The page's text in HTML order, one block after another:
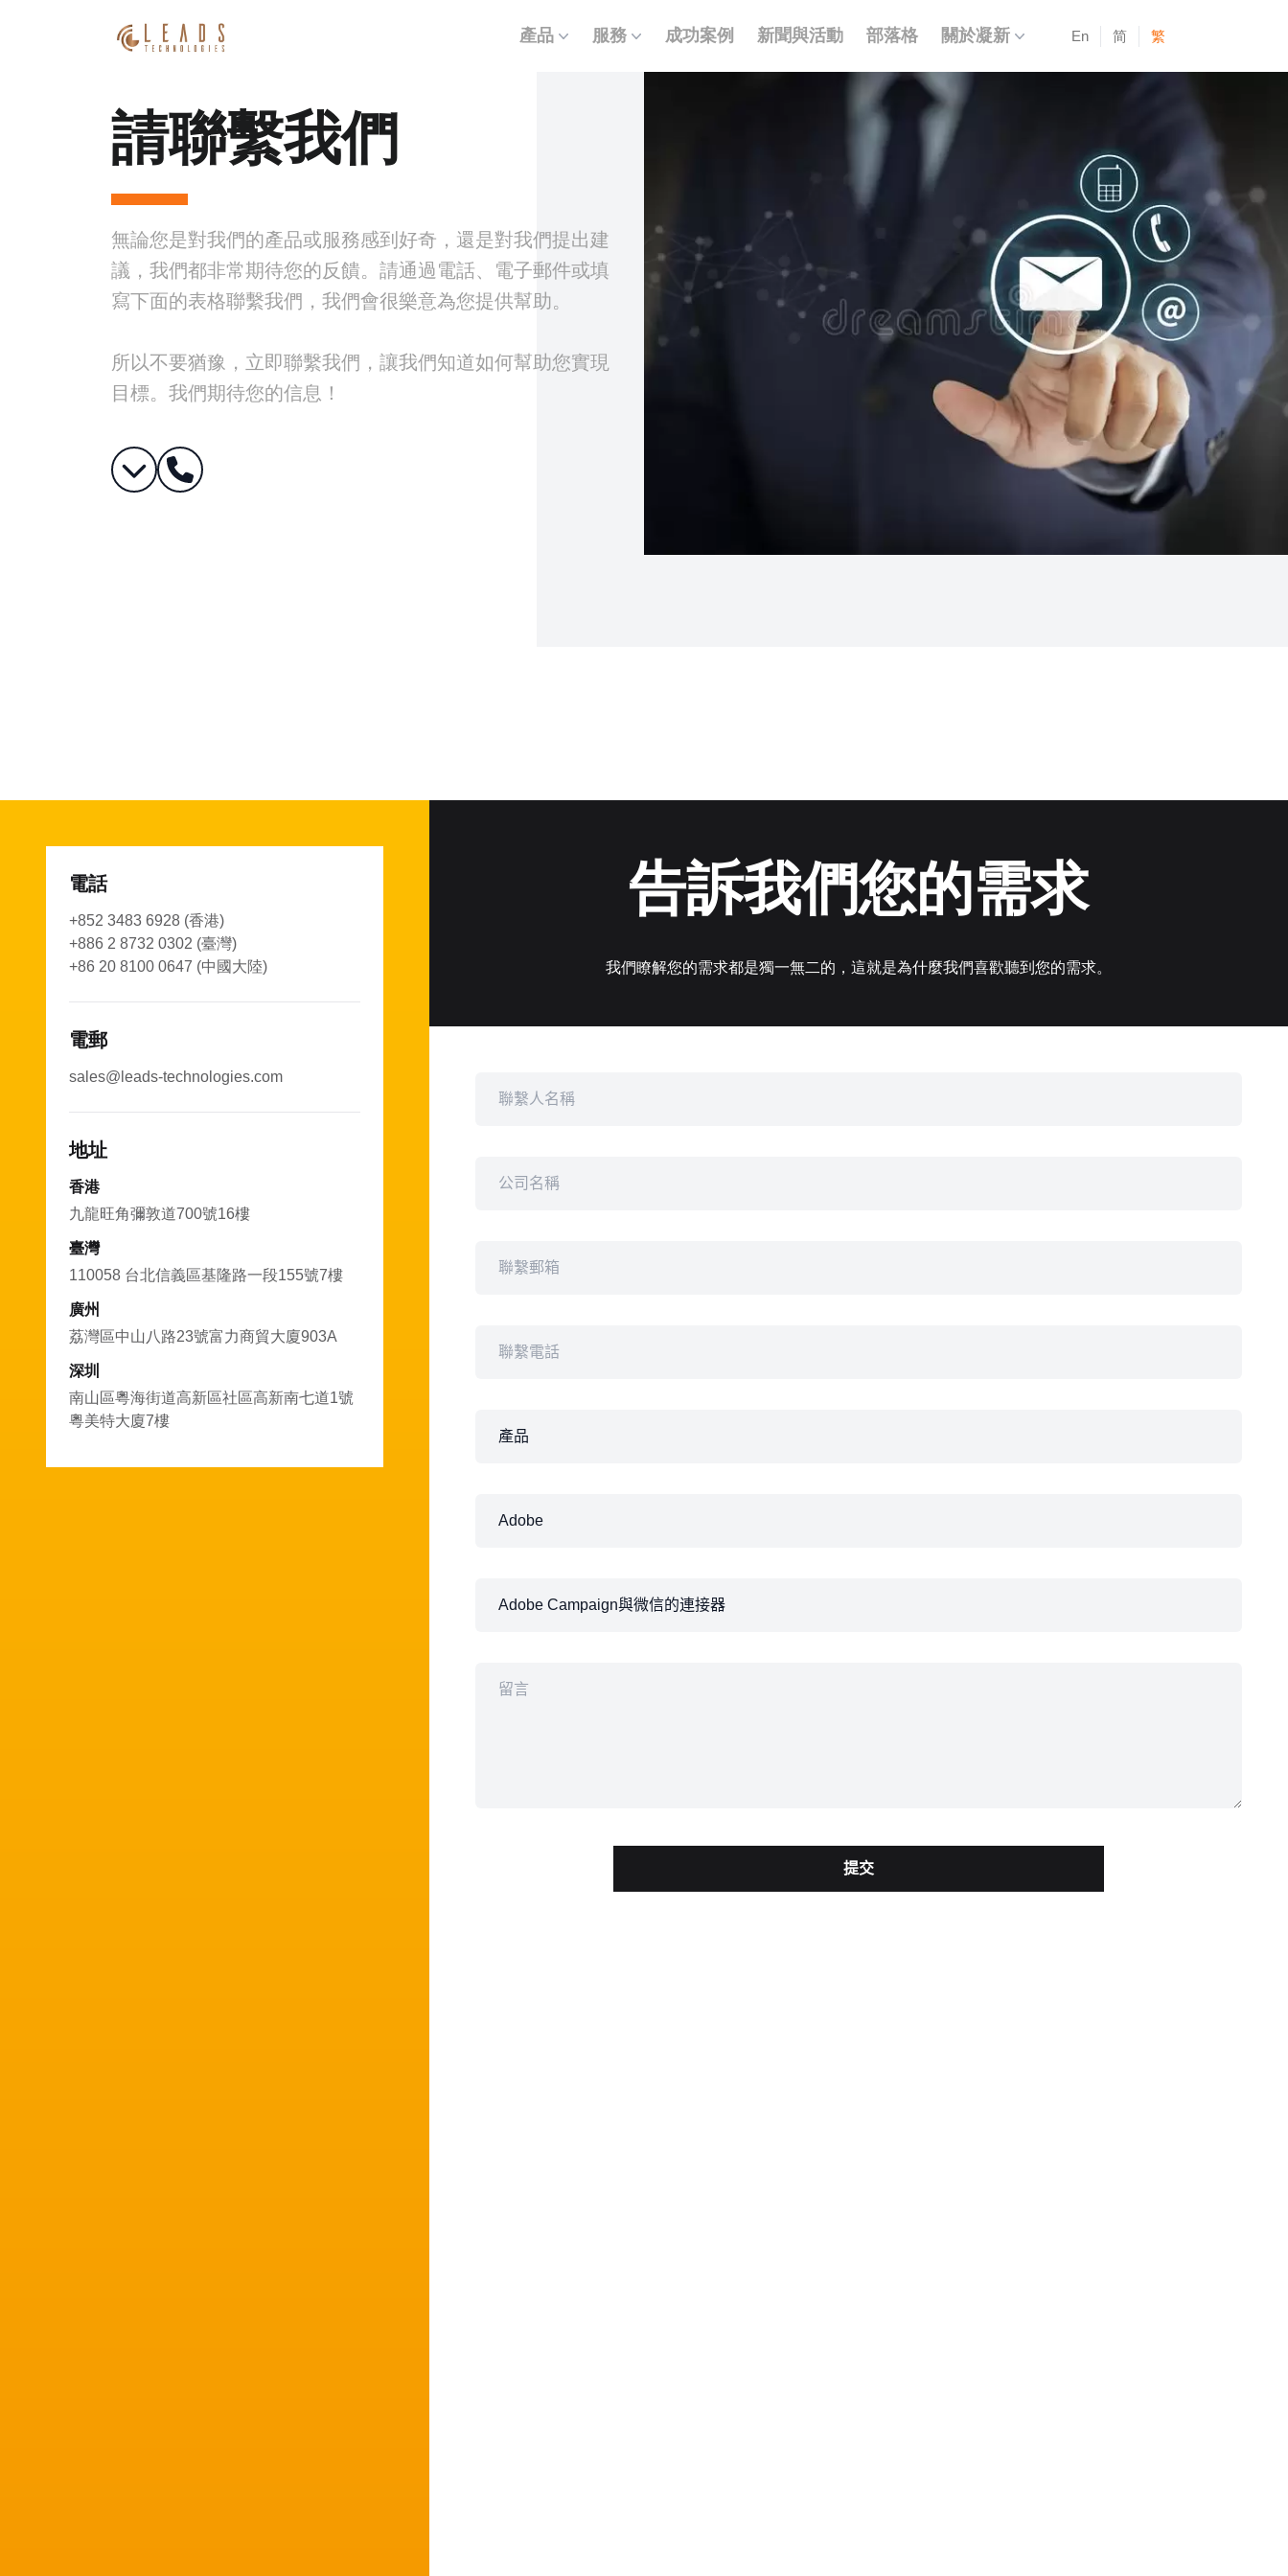
產品 服務 成功案例 新聞與活動 部落格 關於凝新 En 简 繁
請聯繫我們
無論您是對我們的產品或服務感到好奇，還是對我們提出建
議，我們都非常期待您的反饋。請通過電話、電子郵件或填
寫下面的表格聯繫我們，我們會很樂意為您提供幫助。
所以不要猶豫，立即聯繫我們，讓我們知道如何幫助您實現
目標。我們期待您的信息！
電話
+852 3483 6928 (香港)
+886 2 8732 0302 (臺灣)
+86 20 8100 0647 (中國大陸)
電郵
sales@leads-technologies.com
地址
香港
九龍旺角彌敦道700號16樓
臺灣
110058 台北信義區基隆路一段155號7樓
廣州
荔灣區中山八路23號富力商貿大廈903A
深圳
南山區粵海街道高新區社區高新南七道1號
粵美特大廈7樓
告訴我們您的需求
我們瞭解您的需求都是獨一無二的，這就是為什麼我們喜歡聽到您的需求。